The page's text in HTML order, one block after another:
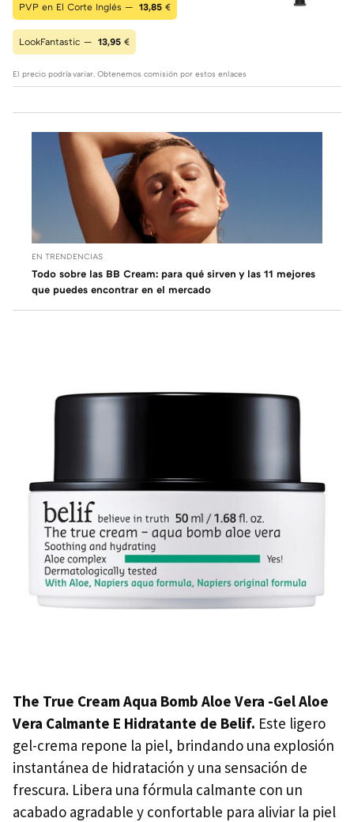
PVP en El Corte Inglés — 13,85 €
LookFantastic — 13,95 €
El precio podría variar. Obtenemos comisión por estos enlaces
EN TRENDENCIAS
Todo sobre las BB Cream: para qué sirven y las 11 mejores
que puedes encontrar en el mercado
The True Cream Aqua Bomb Aloe Vera -Gel Aloe
Vera Calmante E Hidratante de Belif. Este ligero
gel-crema repone la piel, brindando una explosión
instantánea de hidratación y una sensación de
frescura. Libera una fórmula calmante con un
acabado agradable y confortable para aliviar la piel